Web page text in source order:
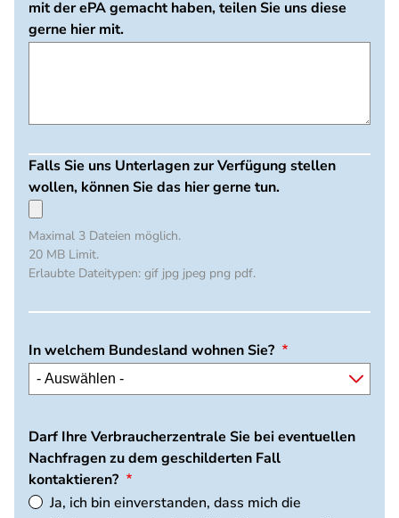
mit der ePA gemacht haben, teilen Sie uns diese
gerne hier mit.
Falls Sie uns Unterlagen zur Verfügung stellen
wollen, können Sie das hier gerne tun.
Maximal 3 Dateien möglich.
20 MB Limit.
Erlaubte Dateitypen: gif jpg jpeg png pdf.
In welchem Bundesland wohnen Sie?
Darf Ihre Verbraucherzentrale Sie bei eventuellen
Nachfragen zu dem geschilderten Fall
kontaktieren?
Ja, ich bin einverstanden, dass mich die